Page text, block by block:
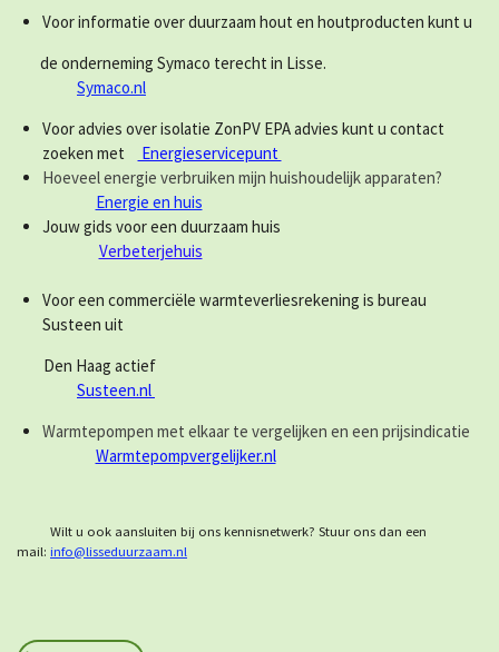
Voor informatie over duurzaam hout en houtproducten kunt u
de onderneming Symaco terecht in Lisse.
Symaco.nl
Voor advies over isolatie ZonPV EPA advies kunt u contact
zoeken met
Energieservicepunt
Hoeveel energie verbruiken mijn huishoudelijk apparaten?
Energie en huis
Jouw gids voor een duurzaam huis
Verbeterjehuis
Voor een commerciële warmteverliesrekening is bureau
Susteen uit
Den Haag actief
Susteen.nl
Warmtepompen met elkaar te vergelijken en een prijsindicatie
Warmtepompvergelijker.nl
Wilt u ook aansluiten bij ons kennisnetwerk? Stuur ons dan een
mail: info@lisseduurzaam.nl